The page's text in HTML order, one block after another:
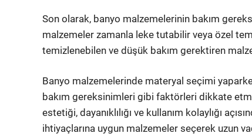
Son olarak, banyo malzemelerinin bakım
malzemeler zamanla leke tutabilir veya özel
temizlenebilen ve düşük bakım gerektiren
Banyo malzemelerinde materyal seçimi
bakım gereksinimleri gibi faktörleri dikkate
estetiği, dayanıklılığı ve kullanım kolaylığı
ihtiyaçlarına uygun malzemeler seçerek uzun